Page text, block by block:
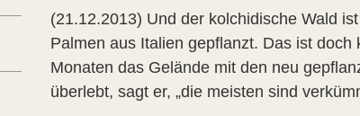
(21.12.2013) Und der kolchidische Wald
Palmen aus Italien gepflanzt. Das ist
Monaten das Gelände mit den neu
überlebt, sagt er, „die meisten sind